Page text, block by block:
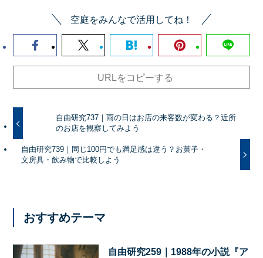
空庭をみんなで活用してね！
URLをコピーする
自由研究737｜雨の日はお店の来客数が変わる？近所
のお店を観察してみよう
自由研究739｜同じ100円でも満足感は違う？お菓子・
文房具・飲み物で比較しよう
おすすめテーマ
自由研究259｜1988年の小説『ア